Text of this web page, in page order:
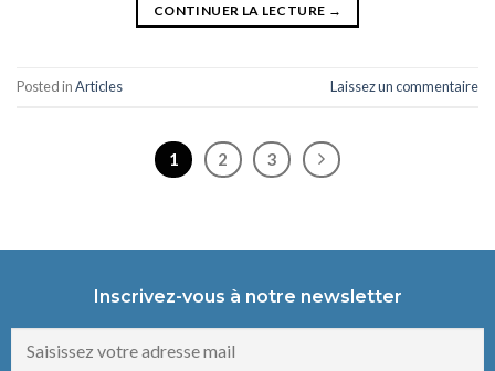
CONTINUER LA LECTURE →
Posted inArticles Laissez un commentaire
1 2 3
Inscrivez-vous à notre newsletter